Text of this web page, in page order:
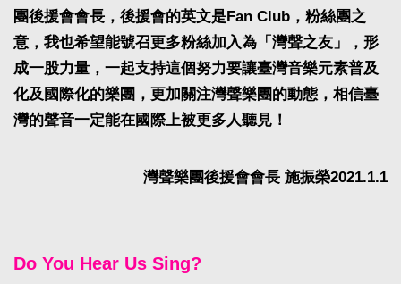
團後援會會長，後援會的英文是Fan Club，粉絲團之
意，我也希望能號召更多粉絲加入為「灣聲之友」，形
成一股力量，一起支持這個努力要讓臺灣音樂元素普及
化及國際化的樂團，更加關注灣聲樂團的動態，相信臺
灣的聲音一定能在國際上被更多人聽見！
灣聲樂團後援會會長 施振榮2021.1.1
Do You Hear Us Sing?